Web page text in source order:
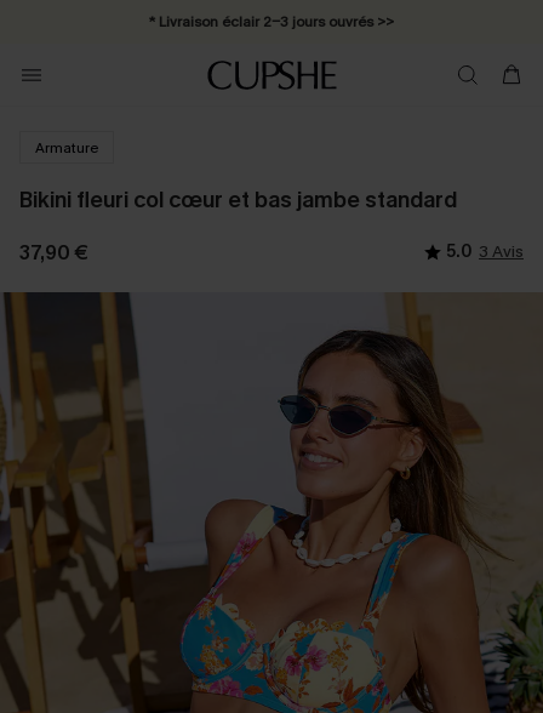
* Livraison éclair 2-3 jours ouvrés >>
Armature
Bikini fleuri col cœur et bas jambe standard
37,90 € 5.0 3 Avis